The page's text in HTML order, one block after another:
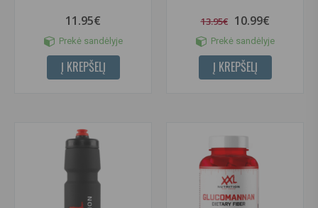
11.95€
Prekė sandėlyje
Į KREPŠELĮ
13.95€ 10.99€
Prekė sandėlyje
Į KREPŠELĮ